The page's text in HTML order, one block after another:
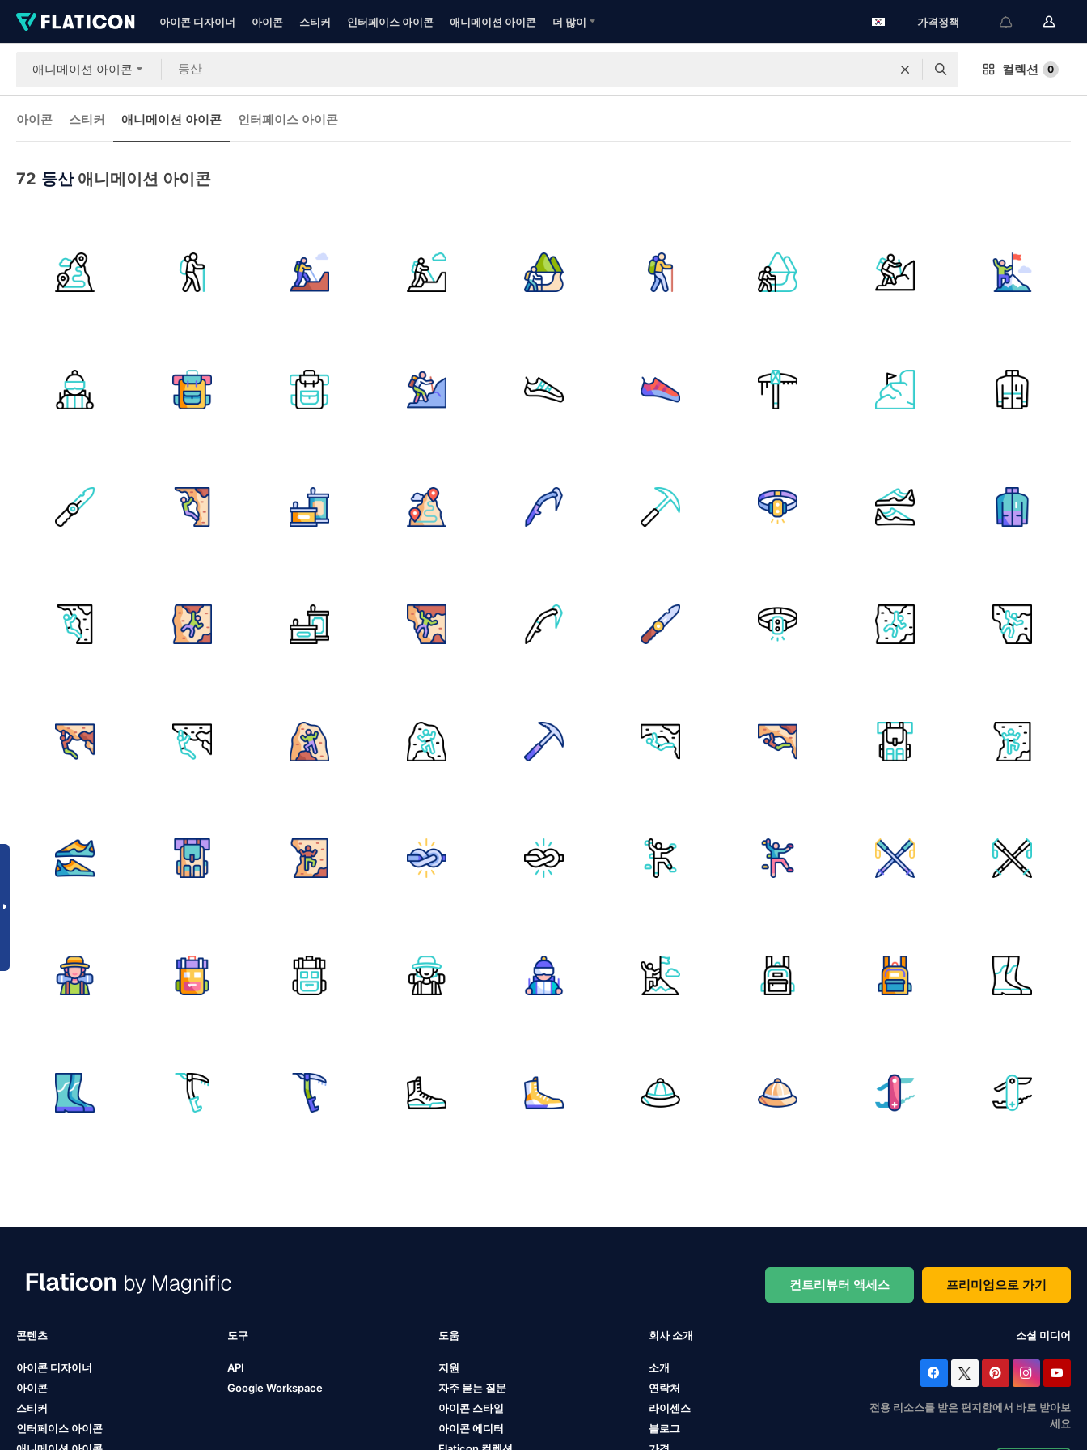
아이콘 디자이너 아이콘 스티커 인터페이스 아이콘 애니메이션 아이콘 더 많이 가격정책
애니메이션 아이콘 컬렉션 0
아이콘 스티커 애니메이션 아이콘 인터페이스 아이콘
72 등산애니메이션 아이콘
컨트리뷰터 액세스 프리미엄으로 가기
콘텐츠
아이콘 디자이너
아이콘
스티커
인터페이스 아이콘
도구
API
Google Workspace
도움
지원
자주 묻는 질문
아이콘 스타일
아이콘 에디터
회사 소개
소개
연락처
라이센스
블로그
소셜 미디어
전용 리소스를 받은 편지함에서 바로 받아보
세요